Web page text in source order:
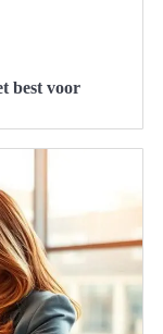
best voor